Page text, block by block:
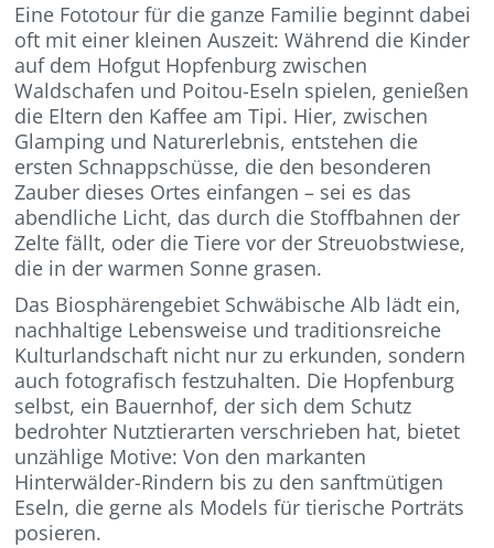
Eine Fototour für die ganze Familie beginnt dabei
oft mit einer kleinen Auszeit: Während die Kinder
auf dem Hofgut Hopfenburg zwischen
Waldschafen und Poitou-Eseln spielen, genießen
die Eltern den Kaffee am Tipi. Hier, zwischen
Glamping und Naturerlebnis, entstehen die
ersten Schnappschüsse, die den besonderen
Zauber dieses Ortes einfangen – sei es das
abendliche Licht, das durch die Stoffbahnen der
Zelte fällt, oder die Tiere vor der Streuobstwiese,
die in der warmen Sonne grasen.
Das Biosphärengebiet Schwäbische Alb lädt ein,
nachhaltige Lebensweise und traditionsreiche
Kulturlandschaft nicht nur zu erkunden, sondern
auch fotografisch festzuhalten. Die Hopfenburg
selbst, ein Bauernhof, der sich dem Schutz
bedrohter Nutztierarten verschrieben hat, bietet
unzählige Motive: Von den markanten
Hinterwälder-Rindern bis zu den sanftmütigen
Eseln, die gerne als Models für tierische Porträts
posieren.